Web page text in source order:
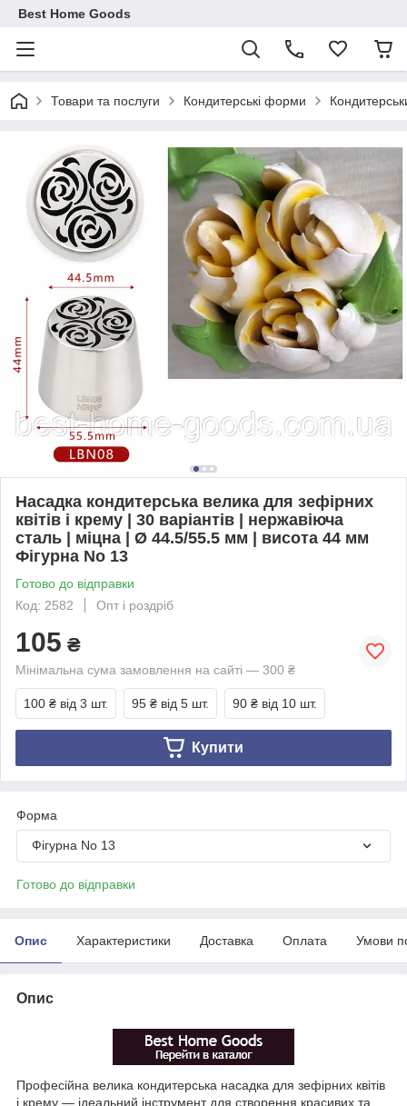
Best Home Goods
Товари та послуги Кондитерські форми
Насадка кондитерська велика для зефірних
квітів і крему | 30 варіантів | нержавіюча
сталь | міцна | Ø 44.5/55.5 мм | висота 44 мм
Фігурна No 13
Готово до відправки
Код: 2582
Опт і роздріб
105 ₴
Мінімальна сума замовлення на сайті — 300 ₴
100 ₴ від 3 шт. 95 ₴ від 5 шт. 90 ₴ від 10 шт.
Купити
Форма
Фігурна No 13
Готово до відправки
Опис Характеристики Доставка Оплата Умови
Опис
Професійна велика кондитерська насадка для зефірних квітів
і крему — ідеальний інструмент для створення красивих та